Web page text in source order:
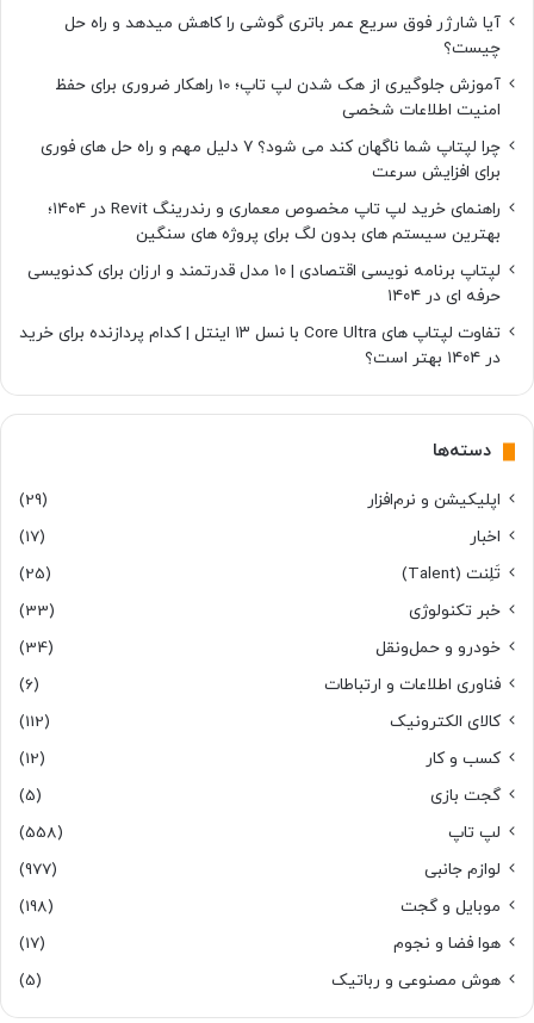
آیا شارژر فوق سریع عمر باتری گوشی را کاهش میدهد و راه حل
چیست؟
آموزش جلوگیری از هک شدن لپ تاپ؛ 10 راهکار ضروری برای حفظ
امنیت اطلاعات شخصی
چرا لپتاپ شما ناگهان کند می شود؟ ۷ دلیل مهم و راه حل های فوری
برای افزایش سرعت
راهنمای خرید لپ تاپ مخصوص معماری و رندرینگ Revit در ۱۴۰۴؛
بهترین سیستم های بدون لگ برای پروژه های سنگین
لپتاپ برنامه نویسی اقتصادی | ۱۰ مدل قدرتمند و ارزان برای کدنویسی
حرفه ای در ۱۴۰۴
تفاوت لپتاپ های Core Ultra با نسل ۱۳ اینتل | کدام پردازنده برای خرید
در ۱۴۰۴ بهتر است؟
دسته‌ها
اپلیکیشن و نرم‌افزار
(29)
اخبار
(17)
تَلِنت (Talent)
(25)
خبر تکنولوژی
(33)
خودرو و حمل‌و‌نقل
(34)
فناوری اطلاعات و ارتباطات
(6)
کالای الکترونیک
(112)
کسب و کار
(12)
گجت بازی
(5)
لپ تاپ
(558)
لوازم جانبی
(977)
موبایل و گجت
(198)
هوا فضا و نجوم
(17)
هوش مصنوعی و رباتیک
(5)